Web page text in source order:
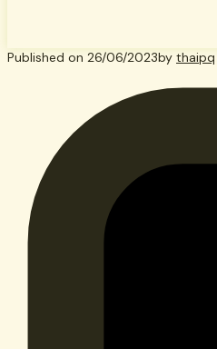
Published on 26/06/2023by thaipq